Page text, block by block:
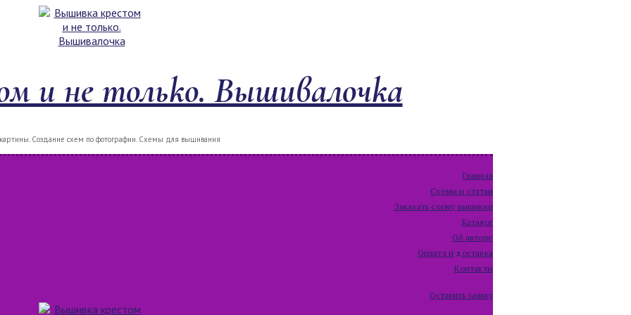
и не только. Вышивалочка
Создание схем по фотографии. Схемы для вышивания
Главная
Схемы и статьи
Заказать схему вышивки
Каталог
Об авторе
Оплата и доставка
Контакты
Оставить заявку